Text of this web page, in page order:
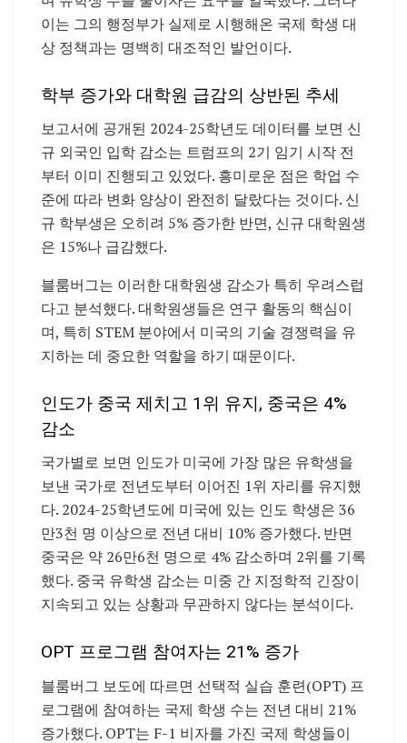
이는 그의 행정부가 실제로 시행해온 국제 학생 대
상 정책과는 명백히 대조적인 발언이다.
학부 증가와 대학원 급감의 상반된 추세
보고서에 공개된 2024-25학년도 데이터를 보면 신
규 외국인 입학 감소는 트럼프의 2기 임기 시작 전
부터 이미 진행되고 있었다. 흥미로운 점은 학업 수
준에 따라 변화 양상이 완전히 달랐다는 것이다. 신
규 학부생은 오히려 5% 증가한 반면, 신규 대학원생
은 15%나 급감했다.
블룸버그는 이러한 대학원생 감소가 특히 우려스럽
다고 분석했다. 대학원생들은 연구 활동의 핵심이
며, 특히 STEM 분야에서 미국의 기술 경쟁력을 유
지하는 데 중요한 역할을 하기 때문이다.
인도가 중국 제치고 1위 유지, 중국은 4%
감소
국가별로 보면 인도가 미국에 가장 많은 유학생을
보낸 국가로 전년도부터 이어진 1위 자리를 유지했
다. 2024-25학년도에 미국에 있는 인도 학생은 36
만3천 명 이상으로 전년 대비 10% 증가했다. 반면
중국은 약 26만6천 명으로 4% 감소하며 2위를 기록
했다. 중국 유학생 감소는 미중 간 지정학적 긴장이
지속되고 있는 상황과 무관하지 않다는 분석이다.
OPT 프로그램 참여자는 21% 증가
블룸버그 보도에 따르면 선택적 실습 훈련(OPT) 프
로그램에 참여하는 국제 학생 수는 전년 대비 21%
증가했다. OPT는 F-1 비자를 가진 국제 학생들이